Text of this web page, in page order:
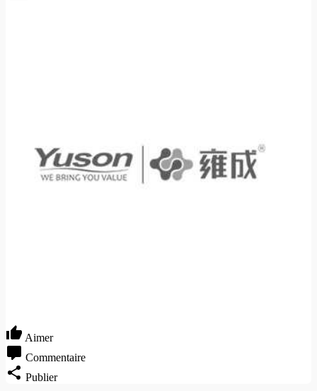
Aimer
Commentaire
Publier